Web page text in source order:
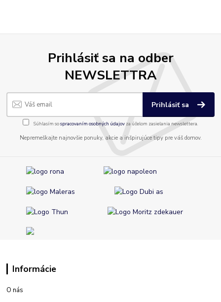
Prihlásiť sa na odber
NEWSLETTRA
Prihlásiť sa
Súhlasím sospracovaním osobných údajov za účelom zasielania newslettera.
Nepremeškajte najnovšie ponuky, akcie a inšpirujúce tipy pre váš domov.
Informácie
O nás